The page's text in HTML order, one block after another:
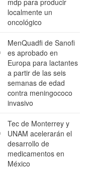
localmente un
oncológico
MenQuadfi de Sanofi
es aprobado en
Europa para lactantes
a partir de las seis
semanas de edad
contra meningococo
invasivo
Tec de Monterrey y
UNAM acelerarán el
desarrollo de
medicamentos en
México